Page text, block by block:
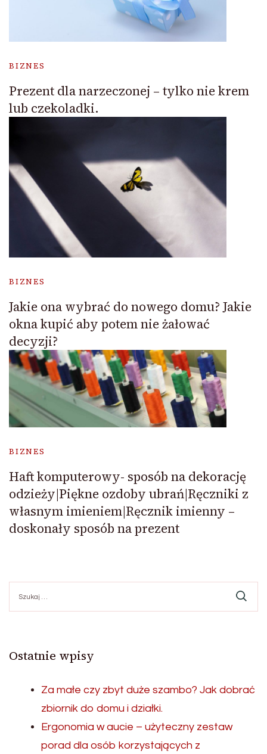
BIZNES
Prezent dla narzeczonej – tylko nie krem
lub czekoladki.
BIZNES
Jakie ona wybrać do nowego domu? Jakie
okna kupić aby potem nie żałować
decyzji?
BIZNES
Haft komputerowy- sposób na dekorację
odzieży|Piękne ozdoby ubrań|Ręczniki z
własnym imieniem|Ręcznik imienny –
doskonały sposób na prezent
Ostatnie wpisy
Za małe czy zbyt duże szambo? Jak dobrać
zbiornik do domu i działki.
Ergonomia w aucie – użyteczny zestaw
porad dla osób korzystających z